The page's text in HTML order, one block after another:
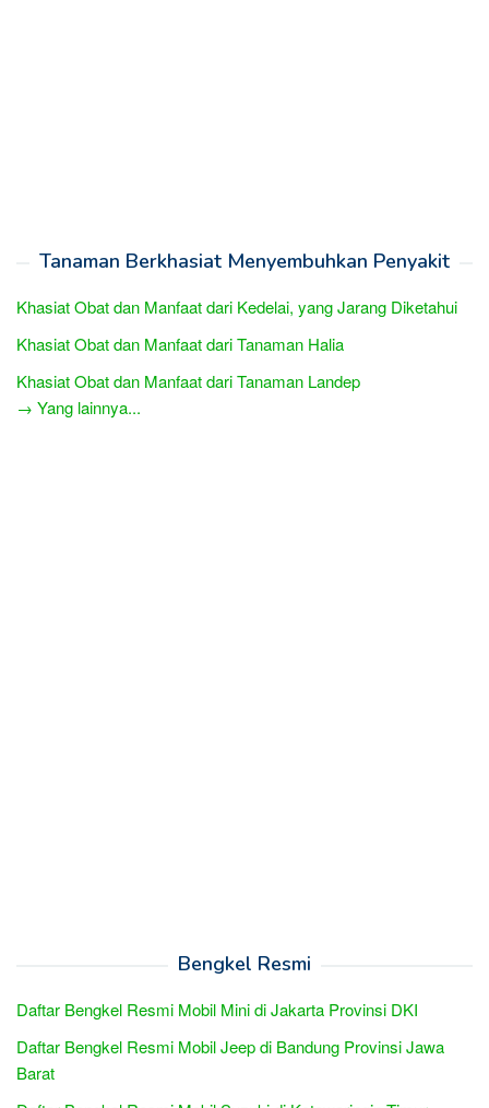
Tanaman Berkhasiat Menyembuhkan Penyakit
Khasiat Obat dan Manfaat dari Kedelai, yang Jarang Diketahui
Khasiat Obat dan Manfaat dari Tanaman Halia
Khasiat Obat dan Manfaat dari Tanaman Landep
→ Yang lainnya...
Bengkel Resmi
Daftar Bengkel Resmi Mobil Mini di Jakarta Provinsi DKI
Daftar Bengkel Resmi Mobil Jeep di Bandung Provinsi Jawa
Barat